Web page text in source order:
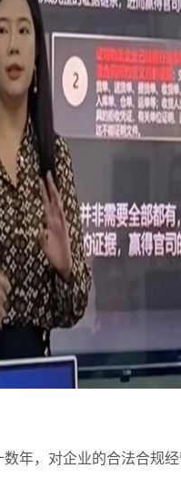
年，对企业的合法合规